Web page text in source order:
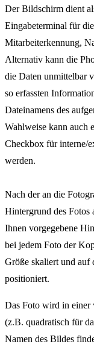
Der Bildschirm dient
Eingabeterminal für
Mitarbeiterkennung,
Alternativ kann die
die Daten unmittelbar
so erfassten
Dateinamens des
Wahlweise kann auch
Checkbox für interne/
werden.
Nach der an die
Hintergrund des Fotos
Ihnen vorgegebene
bei jedem Foto der
Größe skaliert und auf
positioniert.
Das Foto wird in einer
(z.B. quadratisch für
Namen des Bildes